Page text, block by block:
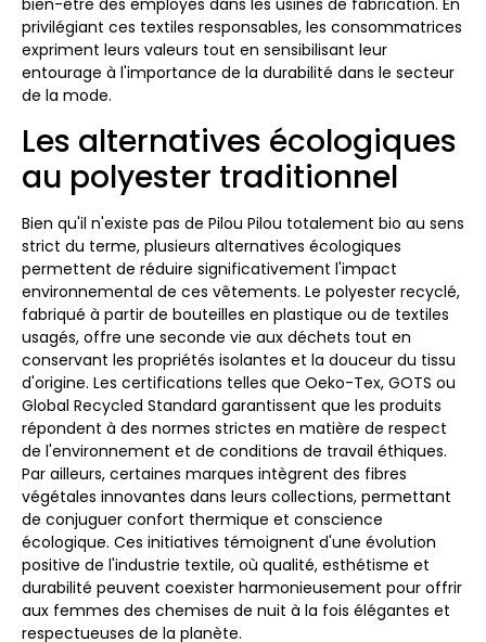
bien-être des employés dans les usines de fabrication. En
privilégiant ces textiles responsables, les consommatrices
expriment leurs valeurs tout en sensibilisant leur
entourage à l'importance de la durabilité dans le secteur
de la mode.
Les alternatives écologiques
au polyester traditionnel
Bien qu'il n'existe pas de Pilou Pilou totalement bio au sens
strict du terme, plusieurs alternatives écologiques
permettent de réduire significativement l'impact
environnemental de ces vêtements. Le polyester recyclé,
fabriqué à partir de bouteilles en plastique ou de textiles
usagés, offre une seconde vie aux déchets tout en
conservant les propriétés isolantes et la douceur du tissu
d'origine. Les certifications telles que Oeko-Tex, GOTS ou
Global Recycled Standard garantissent que les produits
répondent à des normes strictes en matière de respect
de l'environnement et de conditions de travail éthiques.
Par ailleurs, certaines marques intègrent des fibres
végétales innovantes dans leurs collections, permettant
de conjuguer confort thermique et conscience
écologique. Ces initiatives témoignent d'une évolution
positive de l'industrie textile, où qualité, esthétisme et
durabilité peuvent coexister harmonieusement pour offrir
aux femmes des chemises de nuit à la fois élégantes et
respectueuses de la planète.